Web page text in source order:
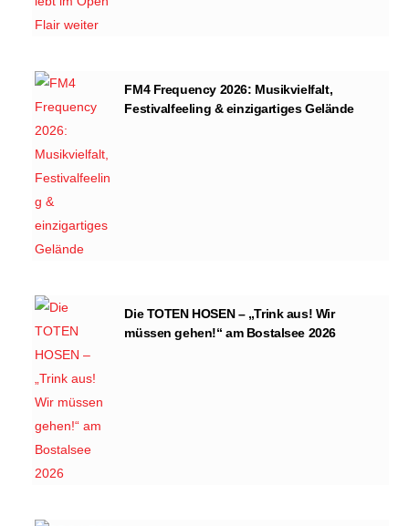
FM4 Frequency 2026: Musikvielfalt,
Festivalfeeling & einzigartiges Gelände
Die TOTEN HOSEN – „Trink aus! Wir
müssen gehen!“ am Bostalsee 2026